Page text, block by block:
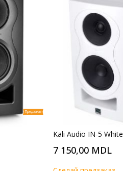
Предзаказ
Kali Audio IN-5 White
7 150,00 MDL